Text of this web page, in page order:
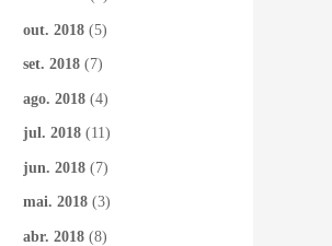
out. 2018 (5)
set. 2018 (7)
ago. 2018 (4)
jul. 2018 (11)
jun. 2018 (7)
mai. 2018 (3)
abr. 2018 (8)